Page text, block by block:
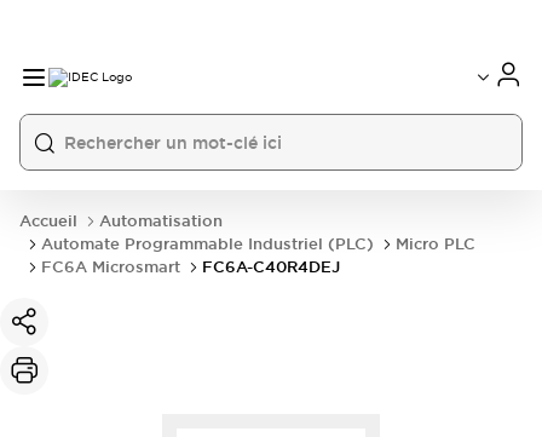
Accueil
Automatisation
Automate Programmable Industriel (PLC)
Micro PLC
FC6A Microsmart
FC6A-C40R4DEJ